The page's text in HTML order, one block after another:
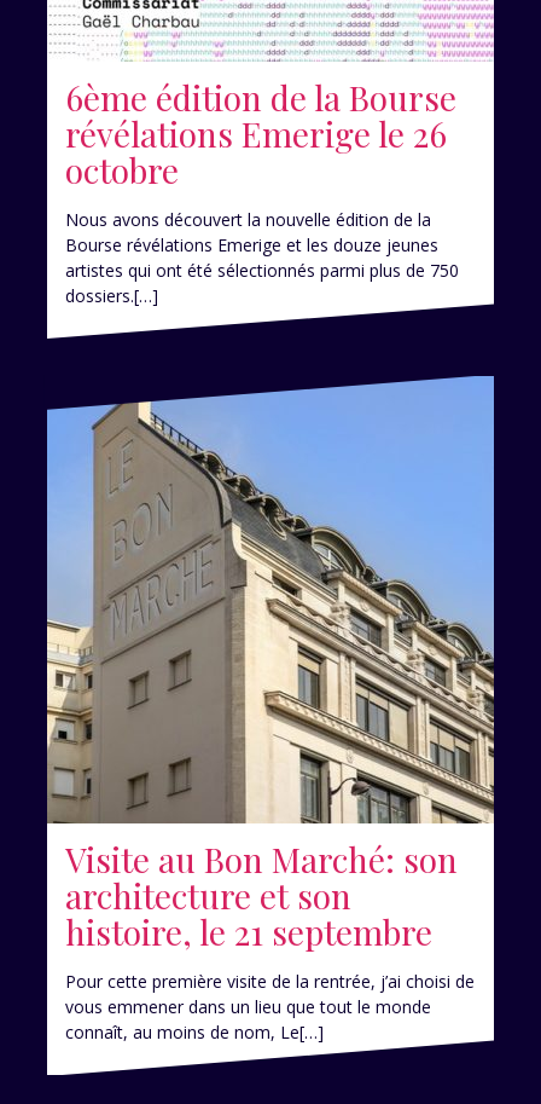
6ème édition de la Bourse
révélations Emerige le 26
octobre
Nous avons découvert la nouvelle édition de la
Bourse révélations Emerige et les douze jeunes
artistes qui ont été sélectionnés parmi plus de 750
dossiers.[…]
Visite au Bon Marché: son
architecture et son
histoire, le 21 septembre
Pour cette première visite de la rentrée, j’ai choisi de
vous emmener dans un lieu que tout le monde
connaît, au moins de nom, Le[…]